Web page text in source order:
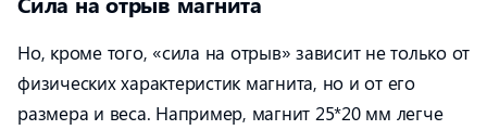
Но, кроме того, «сила на отрыв» зависит не только от
физических характеристик магнита, но и от его
размера и веса. Например, магнит 25*20 мм легче